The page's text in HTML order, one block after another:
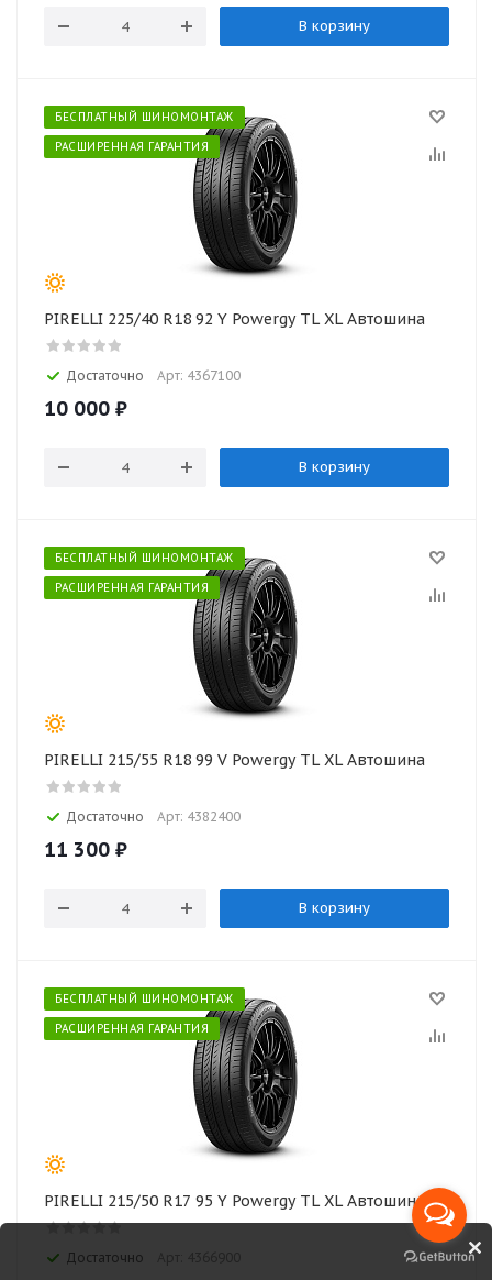
В корзину
БЕСПЛАТНЫЙ ШИНОМОНТАЖ
РАСШИРЕННАЯ ГАРАНТИЯ
PIRELLI 225/40 R18 92 Y Powergy TL XL Автошина
Достаточно Арт: 4367100
10 000 ₽
В корзину
БЕСПЛАТНЫЙ ШИНОМОНТАЖ
РАСШИРЕННАЯ ГАРАНТИЯ
PIRELLI 215/55 R18 99 V Powergy TL XL Автошина
Достаточно Арт: 4382400
11 300 ₽
В корзину
БЕСПЛАТНЫЙ ШИНОМОНТАЖ
РАСШИРЕННАЯ ГАРАНТИЯ
PIRELLI 215/50 R17 95 Y Powergy TL XL Автошина
Достаточно